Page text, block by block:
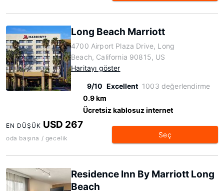
Long Beach Marriott
4700 Airport Plaza Drive, Long
Beach, California 90815, US
Haritayı göster
9/10 Excellent 1003 değerlendirme
0.9 km
Ücretsiz kablosuz internet
EN DÜŞÜK USD 267
oda başına / gecelik Seç
Residence Inn By Marriott Long
Beach